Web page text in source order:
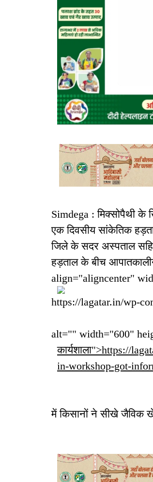
Simdega : मिक्सोपैथी
एक दिवसीय सांकेतिक
जिले के सदर अस्पताल
हड़ताल के बीच
align="aligncenter"
https://lagatar.in/wp-
alt="" width="600"
कार्यशाला">https://
in-workshop-got-
में किसानों ने सीखे जैविक